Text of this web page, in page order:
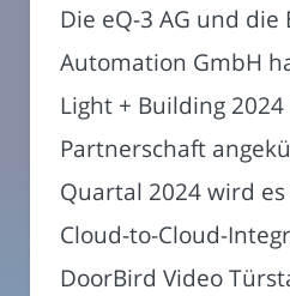
Die eQ-3 AG und die
Automation GmbH
Light + Building
Partnerschaft
Quartal 2024 wird
Cloud-to-Cloud-
DoorBird Video